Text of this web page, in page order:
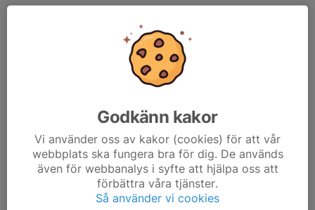
Vinnare är den som samlar flest poäng.
Vid lika poäng avgör flest fångade arter.
Om det fortfarande är lika avgör den längsta fisken.
250 kr – inkluderar båt med motor samt fiskekort.
125 kr – om du använder egen båt.
Kom ihåg att ta med flytväst eller annan godkänd
flythjälp.
Godkänn kakor
Vi använder oss av kakor (cookies) för att vår
webbplats ska fungera bra för dig. De används
även för webbanalys i syfte att hjälpa oss att
förbättra våra tjänster.
Så använder vi cookies